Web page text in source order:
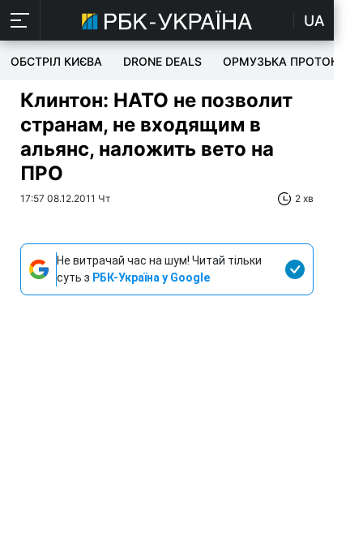
UA
ОБСТРІЛ КИЄВА DRONE DEALS ОРМУЗЬКА ПРОТОКА
Клинтон: НАТО не позволит
странам, не входящим в
альянс, наложить вето на
ПРО
17:57 08.12.2011 Чт 2 хв
Не витрачай час на шум! Читай тільки
суть з РБК-Україна у Google